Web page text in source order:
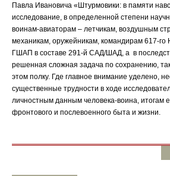
Павла Ивановича «Штурмовики: в памяти
исследование, в определенной степени
воинам-авиаторам – летчикам, воздушным
механикам, оружейникам, командирам 617-
ГШАП в составе 291-й САД/ШАД, а в
решенная сложная задача по сохранению,
этом полку. Где главное внимание уделено,
существенные трудности в ходе
личностным данным человека-воина, итогам
фронтового и послевоенного быта и жизни.